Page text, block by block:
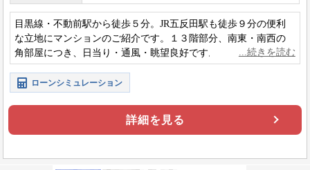
目黒線・不動前駅から徒歩５分。JR五反田駅も徒歩９分の便利
な立地にマンションのご紹介です。１３階部分、南東・南西の
角部屋につき、日当り・通風・眺望良好です。内装リフォーム
済で、綺麗な状態で新生活を始められます。
ローンシミュレーション
詳細を見る